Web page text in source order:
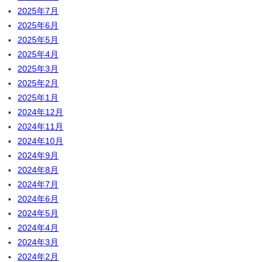
2025年7月
2025年6月
2025年5月
2025年4月
2025年3月
2025年2月
2025年1月
2024年12月
2024年11月
2024年10月
2024年9月
2024年8月
2024年7月
2024年6月
2024年5月
2024年4月
2024年3月
2024年2月